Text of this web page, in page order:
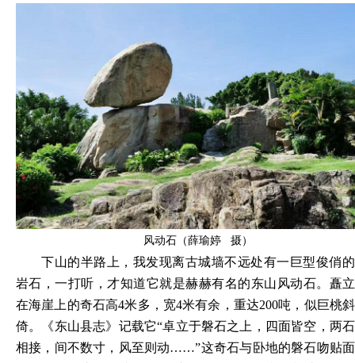
风动石（薛瑜婷 摄）
下山的半路上，我发现离古城墙不远处有一巨型俊俏的
岩石，一打听，才知道它就是赫赫有名的东山风动石。矗立
在海崖上的奇石高4米多，宽4米有余，重达200吨，似巨桃斜
倚。《东山县志》记载它“卓立于磐石之上，四面皆空，两石
相接，间不数寸，风至则动……”这奇石与卧地的磐石吻贴面